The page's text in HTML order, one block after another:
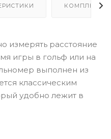
измерять расстояние
игры в гольф или на
выполнен из
классическим
удобно лежит в